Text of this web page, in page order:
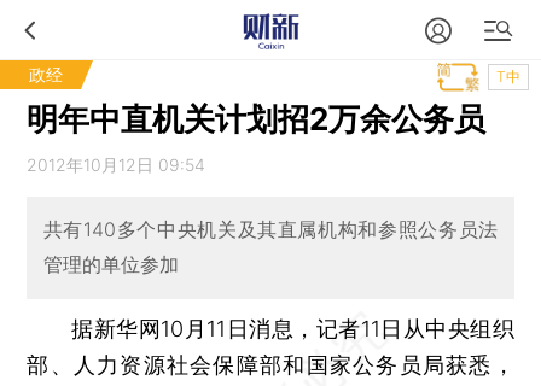
政经 T中
明年中直机关计划招2万余公务员
2012年10月12日 09:54
共有140多个中央机关及其直属机构和参照公务员法
管理的单位参加
据新华网10月11日消息，记者11日从中央组织
部、人力资源社会保障部和国家公务员局获悉，